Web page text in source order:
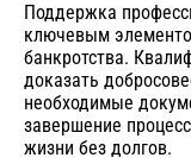
Поддержка
ключевым
банкротства.
доказать
необходимые
завершение
жизни без долгов.